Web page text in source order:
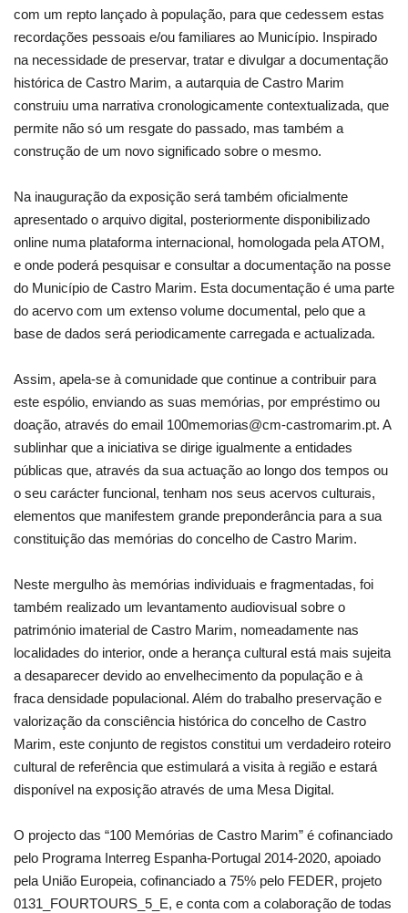
com um repto lançado à população, para que cedessem estas
recordações pessoais e/ou familiares ao Município. Inspirado
na necessidade de preservar, tratar e divulgar a documentação
histórica de Castro Marim, a autarquia de Castro Marim
construiu uma narrativa cronologicamente contextualizada, que
permite não só um resgate do passado, mas também a
construção de um novo significado sobre o mesmo.
Na inauguração da exposição será também oficialmente
apresentado o arquivo digital, posteriormente disponibilizado
online numa plataforma internacional, homologada pela ATOM,
e onde poderá pesquisar e consultar a documentação na posse
do Município de Castro Marim. Esta documentação é uma parte
do acervo com um extenso volume documental, pelo que a
base de dados será periodicamente carregada e actualizada.
Assim, apela-se à comunidade que continue a contribuir para
este espólio, enviando as suas memórias, por empréstimo ou
doação, através do email 100memorias@cm-castromarim.pt. A
sublinhar que a iniciativa se dirige igualmente a entidades
públicas que, através da sua actuação ao longo dos tempos ou
o seu carácter funcional, tenham nos seus acervos culturais,
elementos que manifestem grande preponderância para a sua
constituição das memórias do concelho de Castro Marim.
Neste mergulho às memórias individuais e fragmentadas, foi
também realizado um levantamento audiovisual sobre o
património imaterial de Castro Marim, nomeadamente nas
localidades do interior, onde a herança cultural está mais sujeita
a desaparecer devido ao envelhecimento da população e à
fraca densidade populacional. Além do trabalho preservação e
valorização da consciência histórica do concelho de Castro
Marim, este conjunto de registos constitui um verdadeiro roteiro
cultural de referência que estimulará a visita à região e estará
disponível na exposição através de uma Mesa Digital.
O projecto das “100 Memórias de Castro Marim” é cofinanciado
pelo Programa Interreg Espanha-Portugal 2014-2020, apoiado
pela União Europeia, cofinanciado a 75% pelo FEDER, projeto
0131_FOURTOURS_5_E, e conta com a colaboração de todas